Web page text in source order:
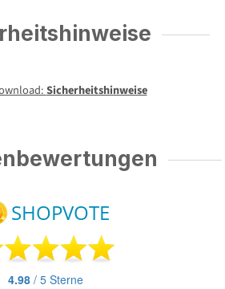
Sicherheitshinweise